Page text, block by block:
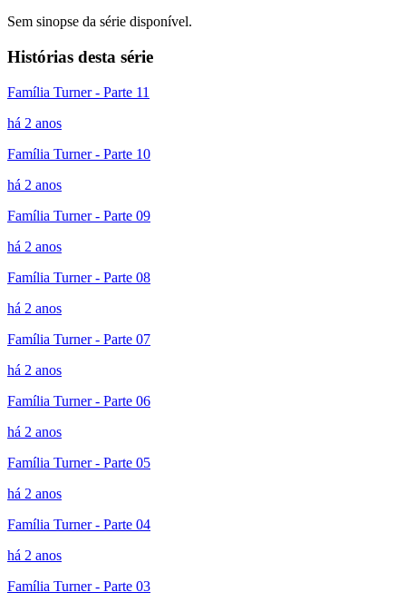
Sem sinopse da série disponível.
Histórias desta série
Família Turner - Parte 11
há 2 anos
Família Turner - Parte 10
há 2 anos
Família Turner - Parte 09
há 2 anos
Família Turner - Parte 08
há 2 anos
Família Turner - Parte 07
há 2 anos
Família Turner - Parte 06
há 2 anos
Família Turner - Parte 05
há 2 anos
Família Turner - Parte 04
há 2 anos
Família Turner - Parte 03